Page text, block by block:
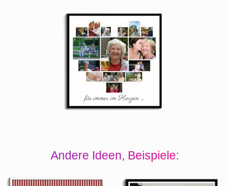
Andere Ideen, Beispiele: